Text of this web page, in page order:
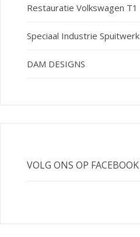
Restauratie Volkswagen T1
Speciaal Industrie Spuitwerk
DAM DESIGNS
VOLG ONS OP FACEBOOK